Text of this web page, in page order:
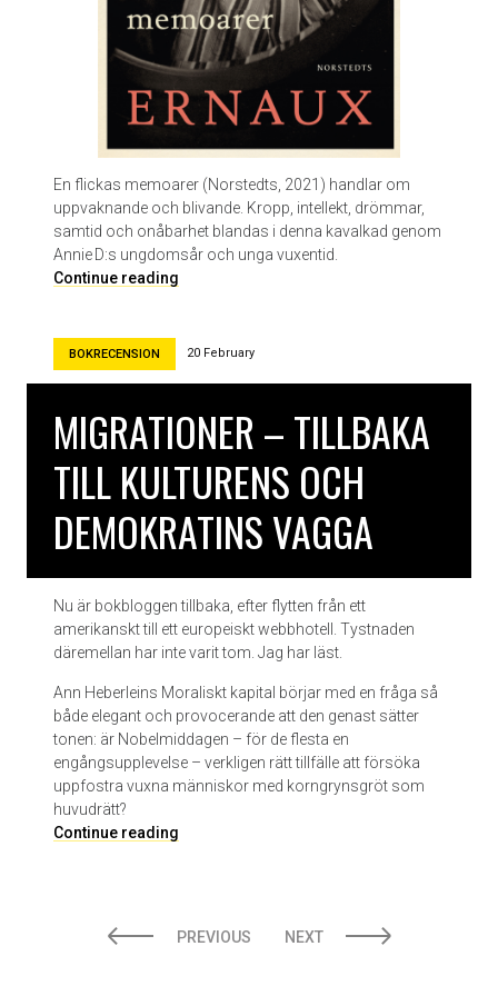
i
d
En flickas memoarer (Norstedts, 2021) handlar om
uppvaknande och blivande. Kropp, intellekt, drömmar,
samtid och onåbarhet blandas i denna kavalkad genom
Annie D:s ungdomsår och unga vuxentid.
Continue reading
k
a
s
m
a
r
e
r
v
A
n
n
i
E
u
BOKRECENSION 20 February
MIGRATIONER – TILLBAKA
TILL KULTURENS OCH
DEMOKRATINS VAGGA
Nu är bokbloggen tillbaka, efter flytten från ett
amerikanskt till ett europeiskt webbhotell. Tystnaden
däremellan har inte varit tom. Jag har läst.
Ann Heberleins Moraliskt kapital börjar med en fråga så
både elegant och provocerande att den genast sätter
tonen: är Nobelmiddagen – för de flesta en
engångsupplevelse – verkligen rätt tillfälle att försöka
uppfostra vuxna människor med korngrynsgröt som
huvudrätt?
Continue reading
t
PREVIOUS NEXT